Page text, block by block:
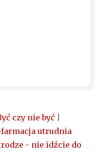
czy nie być
utrudnia
- nie idźcie do